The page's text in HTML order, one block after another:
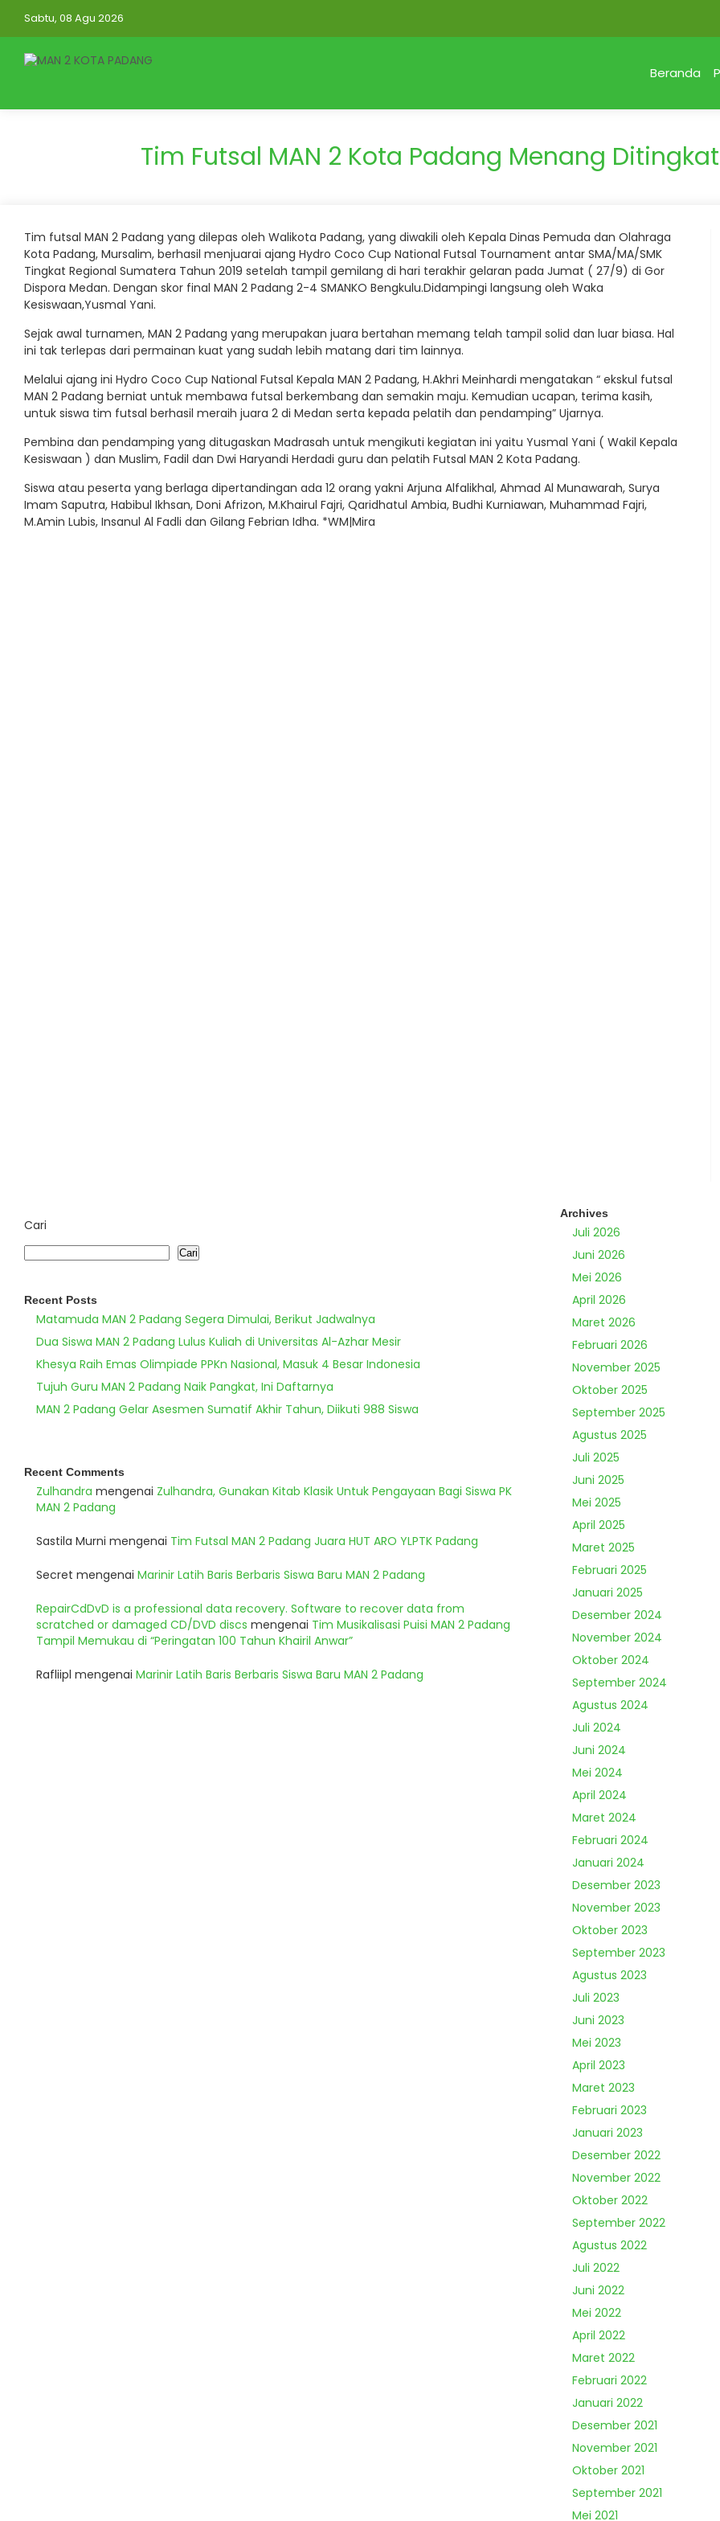
Sabtu, 08 Agu 2026
Beranda
Tim Futsal MAN 2 Kota Padang Menang
Tim futsal MAN 2 Padang yang dilepas oleh Walikota Padang, yang diwakili oleh Kepala Dinas Pemuda dan Olahraga
Kota Padang, Mursalim, berhasil menjuarai ajang Hydro Coco Cup National Futsal Tournament antar SMA/MA/SMK
Tingkat Regional Sumatera Tahun 2019 setelah tampil gemilang di hari terakhir gelaran pada Jumat ( 27/9) di Gor
Dispora Medan. Dengan skor final MAN 2 Padang 2-4 SMANKO Bengkulu.Didampingi langsung oleh Waka
Kesiswaan,Yusmal Yani.
Sejak awal turnamen, MAN 2 Padang yang merupakan juara bertahan memang telah tampil solid dan luar biasa. Hal
ini tak terlepas dari permainan kuat yang sudah lebih matang dari tim lainnya.
Melalui ajang ini Hydro Coco Cup National Futsal Kepala MAN 2 Padang, H.Akhri Meinhardi mengatakan “ ekskul futsal
MAN 2 Padang berniat untuk membawa futsal berkembang dan semakin maju. Kemudian ucapan, terima kasih,
untuk siswa tim futsal berhasil meraih juara 2 di Medan serta kepada pelatih dan pendamping” Ujarnya.
Pembina dan pendamping yang ditugaskan Madrasah untuk mengikuti kegiatan ini yaitu Yusmal Yani ( Wakil Kepala
Kesiswaan ) dan Muslim, Fadil dan Dwi Haryandi Herdadi guru dan pelatih Futsal MAN 2 Kota Padang.
Siswa atau peserta yang berlaga dipertandingan ada 12 orang yakni Arjuna Alfalikhal, Ahmad Al Munawarah, Surya
Imam Saputra, Habibul Ikhsan, Doni Afrizon, M.Khairul Fajri, Qaridhatul Ambia, Budhi Kurniawan, Muhammad Fajri,
M.Amin Lubis, Insanul Al Fadli dan Gilang Febrian Idha. *WM|Mira
Cari
Cari
Recent Posts
Matamuda MAN 2 Padang Segera Dimulai, Berikut Jadwalnya
Dua Siswa MAN 2 Padang Lulus Kuliah di Universitas Al-Azhar Mesir
Khesya Raih Emas Olimpiade PPKn Nasional, Masuk 4 Besar Indonesia
Tujuh Guru MAN 2 Padang Naik Pangkat, Ini Daftarnya
MAN 2 Padang Gelar Asesmen Sumatif Akhir Tahun, Diikuti 988 Siswa
Recent Comments
Zulhandra mengenai Zulhandra, Gunakan Kitab Klasik Untuk Pengayaan Bagi Siswa PK
MAN 2 Padang
Sastila Murni mengenai Tim Futsal MAN 2 Padang Juara HUT ARO YLPTK Padang
Secret mengenai Marinir Latih Baris Berbaris Siswa Baru MAN 2 Padang
RepairCdDvD is a professional data recovery. Software to recover data from
scratched or damaged CD/DVD discs mengenai Tim Musikalisasi Puisi MAN 2 Padang
Tampil Memukau di “Peringatan 100 Tahun Khairil Anwar”
Rafliipl mengenai Marinir Latih Baris Berbaris Siswa Baru MAN 2 Padang
Archives
Juli 2026
Juni 2026
Mei 2026
April 2026
Maret 2026
Februari 2026
November 2025
Oktober 2025
September 2025
Agustus 2025
Juli 2025
Juni 2025
Mei 2025
April 2025
Maret 2025
Februari 2025
Januari 2025
Desember 2024
November 2024
Oktober 2024
September 2024
Agustus 2024
Juli 2024
Juni 2024
Mei 2024
April 2024
Maret 2024
Februari 2024
Januari 2024
Desember 2023
November 2023
Oktober 2023
September 2023
Agustus 2023
Juli 2023
Juni 2023
Mei 2023
April 2023
Maret 2023
Februari 2023
Januari 2023
Desember 2022
November 2022
Oktober 2022
September 2022
Agustus 2022
Juli 2022
Juni 2022
Mei 2022
April 2022
Maret 2022
Februari 2022
Januari 2022
Desember 2021
November 2021
Oktober 2021
September 2021
Mei 2021